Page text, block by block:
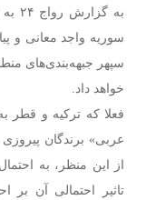
به گزارش رواج ۲۴ به نقل از –
سوریه واجد معانی و
سپهر جبهه‌بندی‌های
خواهد داد.
عربی» برندگان
از این منظر، به
تاثیر احتمالی آن بر